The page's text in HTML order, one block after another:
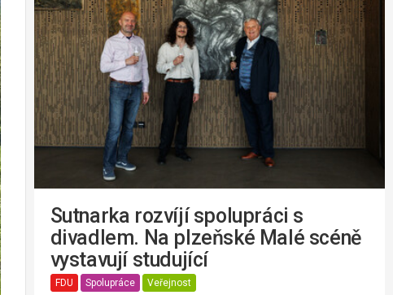
Sutnarka rozvíjí spolupráci s
divadlem. Na plzeňské Malé scéně
vystavují studující
FDU Spolupráce Veřejnost